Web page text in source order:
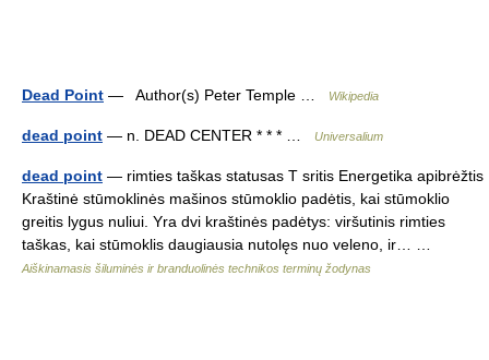
Dead Point — Author(s) Peter Temple … Wikipedia
dead point — n. DEAD CENTER * * * … Universalium
dead point — rimties taškas statusas T sritis Energetika apibrėžtis
Kraštinė stūmoklinės mašinos stūmoklio padėtis, kai stūmoklio
greitis lygus nuliui. Yra dvi kraštinės padėtys: viršutinis rimties
taškas, kai stūmoklis daugiausia nutolęs nuo veleno, ir… …
Aiškinamasis šiluminės ir branduolinės technikos terminų žodynas